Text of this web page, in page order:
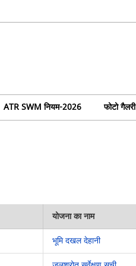
ATR SWM नियम-2026 फोटो गैलरी
योजना का नाम
भूमि दखल देहानी